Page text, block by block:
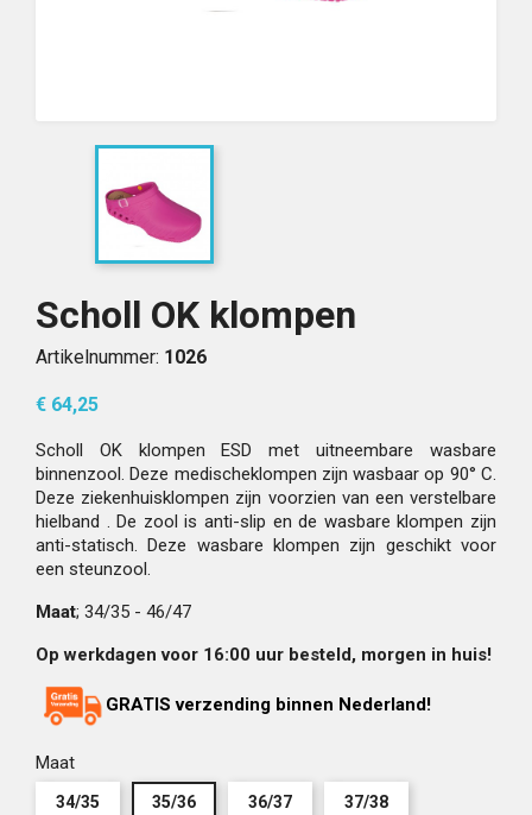
Scholl OK klompen
Artikelnummer: 1026
€ 64,25
Scholl OK klompen ESD met uitneembare wasbare
binnenzool. Deze medischeklompen zijn wasbaar op 90° C.
Deze ziekenhuisklompen zijn voorzien van een verstelbare
hielband . De zool is anti-slip en de wasbare klompen zijn
anti-statisch. Deze wasbare klompen zijn geschikt voor
een steunzool.
Maat; 34/35 - 46/47
Op werkdagen voor 16:00 uur besteld, morgen in huis!
GRATIS verzending binnen Nederland!
Maat
34/35 35/36 36/37 37/38